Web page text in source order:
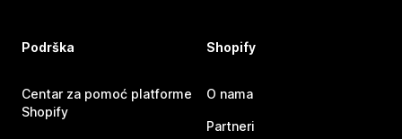
Podrška
Centar za pomoć platforme
Shopify
Shopify
O nama
Partneri